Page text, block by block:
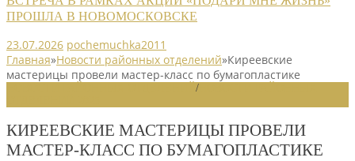
ПРОШЛА В НОВОМОСКОВСКЕ
23.07.2026 pochemuchka2011
Главная»Новости районных отделений»Киреевские
мастерицы провели мастер-класс по бумагопластике
/
КИРЕЕВСКИЕ МАСТЕРИЦЫ ПРОВЕЛИ
МАСТЕР-КЛАСС ПО БУМАГОПЛАСТИКЕ